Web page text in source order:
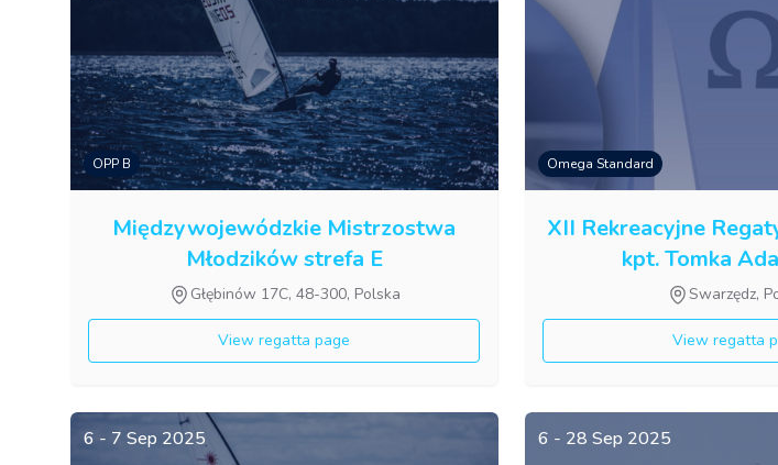
OPP B
Międzywojewódzkie Mistrzostwa
Młodzików strefa E
Głębinów 17C, 48-300, Polska
View regatta page
Omega Standard
XII Rekreacyjne
kpt. Tomka
Swarzędz,
View regatta
6 - 7 Sep 2025 6 - 28 Sep 2025